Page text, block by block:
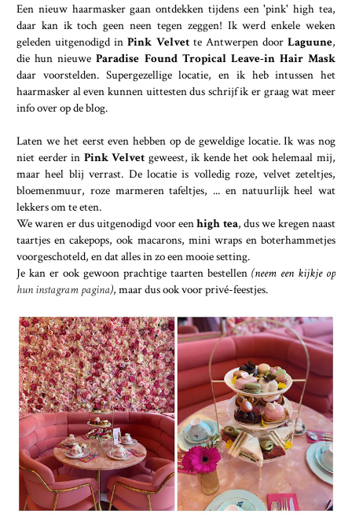
Een nieuw haarmasker gaan ontdekken tijdens een 'pink' high tea,
daar kan ik toch geen neen tegen zeggen! Ik werd enkele weken
geleden uitgenodigd inPink Velvette Antwerpen door Laguune,
die hun nieuweParadise Found Tropical Leave-in Hair Mask
daar voorstelden. Supergezellige locatie, en ik heb intussen het
haarmasker al even kunnen uittesten dus schrijf ik er graag wat meer
info over op de blog.
Laten we het eerst even hebben op de geweldige locatie. Ik was nog
niet eerder in Pink Velvet geweest, ik kende het ook helemaal mij,
maar heel blij verrast. De locatie is volledig roze, velvet zeteltjes,
bloemenmuur, roze marmeren tafeltjes, ... en natuurlijk heel wat
lekkers om te eten.
We waren er dus uitgenodigd voor eenhigh tea, dus we kregen naast
taartjes en cakepops, ook macarons, mini wraps en boterhammetjes
voorgeschoteld, en dat alles in zo een mooie setting.
Je kan er ook gewoon prachtige taarten bestellen (neem een kijkje op
hun instagram pagina), maar dus ook voor privé-feestjes.